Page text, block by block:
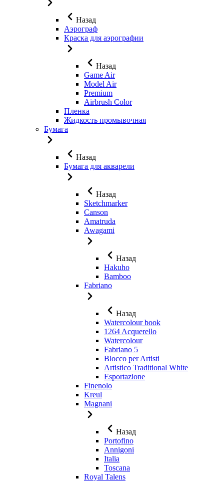
Назад
Аэрограф
Краска для аэрографии
Назад
Game Air
Model Air
Premium
Airbrush Color
Пленка
Жидкость промывочная
Бумага
Назад
Бумага для акварели
Назад
Sketchmarker
Canson
Amatruda
Awagami
Назад
Hakuho
Bamboo
Fabriano
Назад
Watercolour book
1264 Acquerello
Watercolour
Fabriano 5
Blocco per Artisti
Artistico Traditional White
Esportazione
Finenolo
Kreul
Magnani
Назад
Portofino
Annigoni
Italia
Toscana
Royal Talens